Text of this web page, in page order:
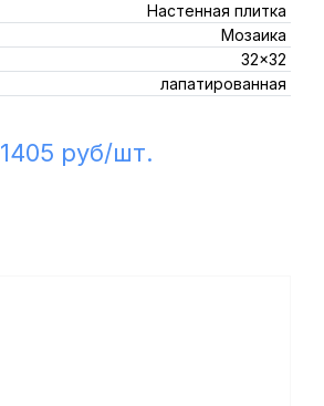
Настенная плитка
Мозаика
32x32
лапатированная
1405 руб/шт.